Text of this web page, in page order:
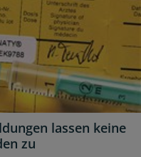
lassen keine
zu